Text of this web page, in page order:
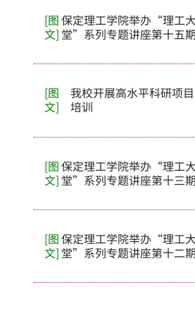
[图
文]
保定理工学院举办“理工
堂”系列专题讲座第十五期
[图
文]
我校开展高水平科研项
培训
[图
文]
保定理工学院举办“理工
堂”系列专题讲座第十三期
[图
文]
保定理工学院举办“理工
堂”系列专题讲座第十二期